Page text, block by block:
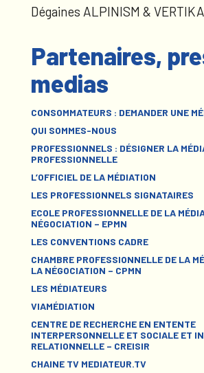
Dégaines ALPINISM & VERTIKA
Partenaires,
medias
CONSOMMATEURS : DEMANDER UNE
QUI SOMMES-NOUS
PROFESSIONNELS : DÉSIGNER LA
PROFESSIONNELLE
L’OFFICIEL DE LA MÉDIATION
LES PROFESSIONNELS SIGNATAIRES
ECOLE PROFESSIONNELLE DE LA
NÉGOCIATION – EPMN
LES CONVENTIONS CADRE
CHAMBRE PROFESSIONNELLE DE LA
LA NÉGOCIATION – CPMN
LES MÉDIATEURS
VIAMÉDIATION
CENTRE DE RECHERCHE EN ENTENTE
INTERPERSONNELLE ET SOCIALE ET
RELATIONNELLE – CREISIR
CHAINE TV MEDIATEUR.TV